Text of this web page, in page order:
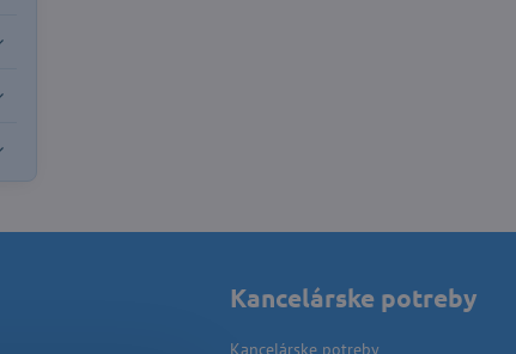
Kancelárske potreby
Kancelárske potreby